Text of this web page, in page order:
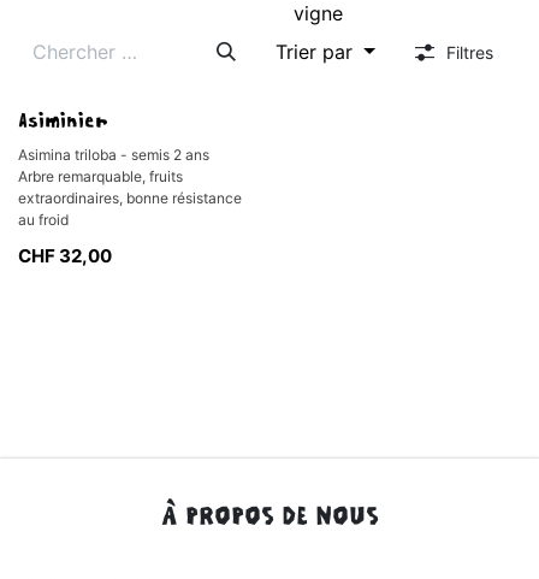
vigne
Trier par Filtres
Asiminier
Asimina triloba - semis 2 ans
Arbre remarquable, fruits
extraordinaires, bonne résistance
au froid
CHF32,00
À PROPOS DE NOUS